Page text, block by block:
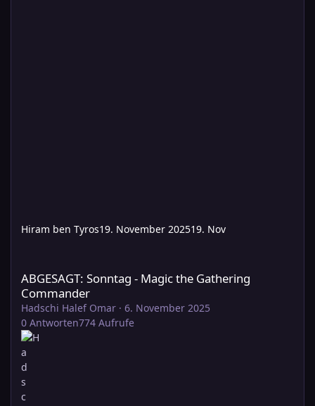
Hiram ben Tyros19. November 202519. Nov
ABGESAGT: Sonntag - Magic the Gathering
Commander
Hadschi Halef Omar · 6. November 2025
0 Antworten774 Aufrufe